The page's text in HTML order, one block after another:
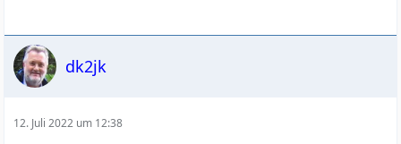
dk2jk
12. Juli 2022 um 12:38